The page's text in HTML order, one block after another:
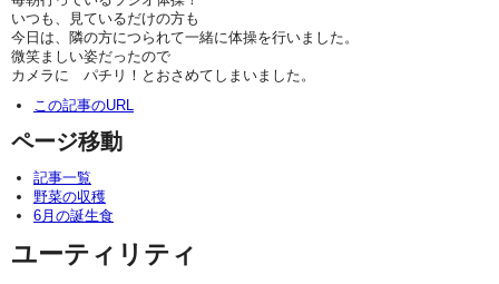
いつも、見ているだけの方も
今日は、隣の方につられて一緒に体操を行いました。
微笑ましい姿だったので
カメラに パチリ！とおさめてしまいました。
この記事のURL
ページ移動
記事一覧
野菜の収穫
6月の誕生食
ユーティリティ